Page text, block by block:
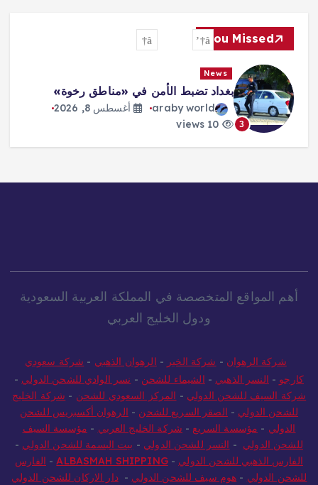
You Missed
3
News
بغداد تضبط الأمن في «مناطق رخوة»
araby world
أغسطس 8, 2026
أهم المواقع المتخصصة في المملكة العربية السعودية
ودول الخليج العربي
شركة الرهوان - شركة الخير - الرهوان الذهبي - شركة سعودي
كارجو - النسر الذهبي - الشيماء للشحن - نسر الوادي للشحن الدولي -
شركة السيف للشحن الدولي - المركز السعودي للشحن - شركة الخليج
للشحن الدولي - الصقر السريع للشحن - الرهوان أكسبريس للشحن
الدولي - مؤسسة السريع - شركة الخليج العربي - مؤسسة السيف
للشحن الدولي - النسر للشحن الدولي - بيت البسمة للشحن الدولي -
الفارس الذهبي للشحن الدولي -
ALBASMAH SHIPPING
- الفارس
للشحن الدولي - هوم سيف للشحن الدولي -دار الاركان للشحن الدولي